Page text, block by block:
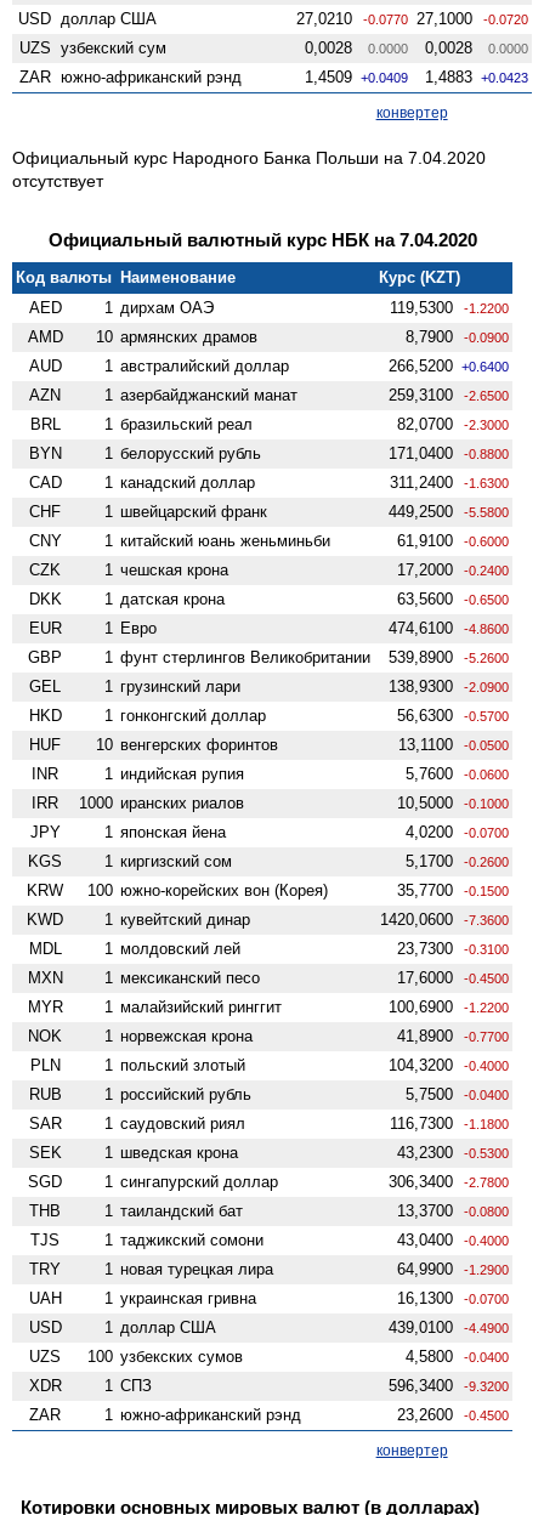
USD доллар США 27,0210 -0.0770 27,1000 -0.0720
UZS узбекский сум 0,0028 0.0000 0,0028 0.0000
ZAR южно-африканский рэнд 1,4509 +0.0409 1,4883 +0.0423
конвертер
Официальный курс Народного Банка Польши на 7.04.2020
отсутствует
Официальный валютный курс НБК на 7.04.2020
Код валюты Наименование
Курс (KZT)
AED
1 дирхам ОАЭ 119,5300 -1.2200
AMD 10 армянских драмов 8,7900 -0.0900
AUD 1 австралийский доллар 266,5200 +0.6400
AZN 1 азербайджанский манат 259,3100 -2.6500
BRL 1 бразильский реал 82,0700 -2.3000
BYN 1 белорусский рубль 171,0400 -0.8800
CAD 1 канадский доллар 311,2400 -1.6300
CHF 1 швейцарский франк 449,2500 -5.5800
CNY 1 китайский юань женьминьби 61,9100 -0.6000
CZK 1 чешская крона 17,2000 -0.2400
DKK 1 датская крона 63,5600 -0.6500
EUR 1 Евро 474,6100 -4.8600
GBP 1 фунт стерлингов Велико­британии 539,8900 -5.2600
GEL 1 грузинский лари 138,9300 -2.0900
HKD 1 гонконгский доллар 56,6300 -0.5700
HUF 10 венгерских форинтов 13,1100 -0.0500
INR 1 индийская рупия 5,7600 -0.0600
IRR 1000 иранских риалов 10,5000 -0.1000
JPY 1 японская йена 4,0200 -0.0700
KGS 1 киргизский сом 5,1700 -0.2600
KRW 100 южно-корейских вон (Корея) 35,7700 -0.1500
KWD 1 кувейтский динар 1420,0600 -7.3600
MDL 1 молдовский лей 23,7300 -0.3100
MXN 1 мексиканский песо 17,6000 -0.4500
MYR 1 малайзийский ринггит 100,6900 -1.2200
NOK 1 норвежская крона 41,8900 -0.7700
PLN 1 польский злотый 104,3200 -0.4000
RUB 1 российский рубль 5,7500 -0.0400
SAR 1 саудовский риял 116,7300 -1.1800
SEK 1 шведская крона 43,2300 -0.5300
SGD 1 сингапурский доллар 306,3400 -2.7800
THB 1 таиландский бат 13,3700 -0.0800
TJS 1 таджикский сомони 43,0400 -0.4000
TRY 1 новая турецкая лира 64,9900 -1.2900
UAH 1 украинская гривна 16,1300 -0.0700
USD 1 доллар США 439,0100 -4.4900
UZS 100 узбекских сумов 4,5800 -0.0400
XDR 1 СПЗ 596,3400 -9.3200
ZAR 1 южно-африканский рэнд 23,2600 -0.4500
конвертер
Котировки основных мировых валют (в долларах)